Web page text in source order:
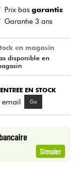
Prix bas garantis
Garantie 3 ans
en magasin
disponible en
EN STOCK
email Go
Simuler